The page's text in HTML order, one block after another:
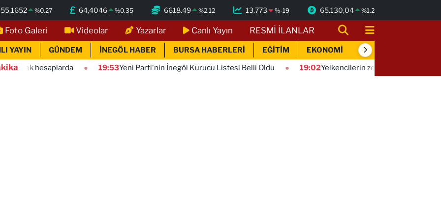
55,1652 %0.27 64,4046 %0.35 6618.49 %2.12 13.773 %-19 65.130,04 %1.2
Foto Galeri Videolar Yazarlar Canlı Yayın RESMİ İLANLAR
YAYIN GÜNDEM İNEGÖL HABER BURSA HABERLERİ EĞİTİM EKONOMİ SİYASET
19:53Yeni Parti'nin İnegöl Kurucu Listesi Belli Oldu 19:02Yelkencilerin zorlu mücadelesi ilk günde nefes